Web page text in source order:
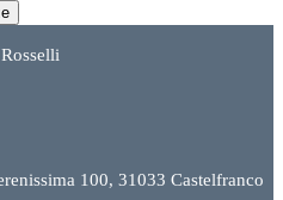
100, 31033 Castelfranco